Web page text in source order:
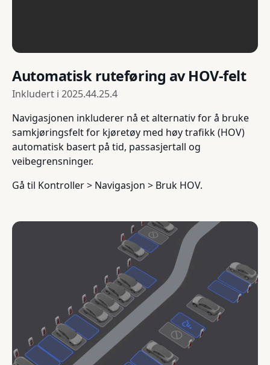
Automatisk ruteføring av HOV-felt
Inkludert i 2025.44.25.4
Navigasjonen inkluderer nå et alternativ for å bruke
samkjøringsfelt for kjøretøy med høy trafikk (HOV)
automatisk basert på tid, passasjertall og
veibegrensninger.
Gå til Kontroller > Navigasjon > Bruk HOV.